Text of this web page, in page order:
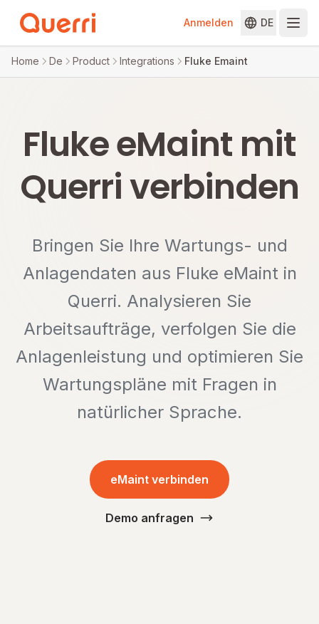
Skip to content
Anmelden DE
Home De Product Integrations Fluke Emaint
Fluke eMaint mit
Querri verbinden
Bringen Sie Ihre Wartungs- und
Anlagendaten aus Fluke eMaint in
Querri. Analysieren Sie
Arbeitsaufträge, verfolgen Sie die
Anlagenleistung und optimieren Sie
Wartungspläne mit Fragen in
natürlicher Sprache.
eMaint verbinden
Demo anfragen